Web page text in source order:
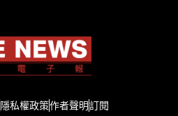
隱私權政策作者聲明訂閱